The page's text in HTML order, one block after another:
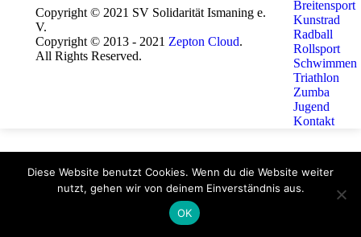
Copyright © 2021 SV Solidarität Ismaning e.
V.
Copyright © 2013 - 2021 Zepton Cloud.
All Rights Reserved.
Breitensport
Kunstrad
Radball
Rollsport
Schwimmen
Triathlon
Zumba
Jugend
Kontakt
Diese Website benutzt Cookies. Wenn du die Website weiter
nutzt, gehen wir von deinem Einverständnis aus.
OK